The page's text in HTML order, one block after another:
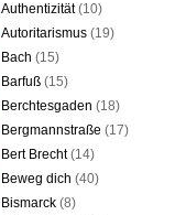
Authentizität(10)
Autoritarismus (19)
Bach (15)
Barfuß (15)
Berchtesgaden (18)
Bergmannstraße (17)
Bert Brecht(14)
Beweg dich (40)
Bismarck (8)